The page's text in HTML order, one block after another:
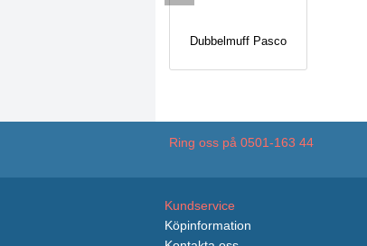
Dubbelmuff Pasco
Ring oss på 0501-163 44
Kundservice
Köpinformation